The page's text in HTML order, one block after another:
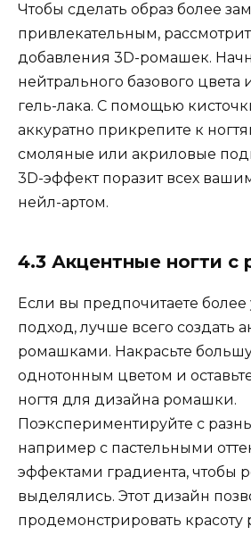
Чтобы сделать образ более
привлекательным,
добавления 3D-ромашек.
нейтрального базового цвета
гель-лака. С помощью
аккуратно прикрепите к
смоляные или акриловые
3D-эффект поразит всех
нейл-артом.
4.3 Акцентные ногти с
Если вы предпочитаете
подход, лучше всего создать
ромашками. Накрасьте
однотонным цветом и
ногтя для дизайна ромашки.
Поэкспериментируйте с
например с пастельными
эффектами градиента, чтобы
выделялись. Этот дизайн
продемонстрировать